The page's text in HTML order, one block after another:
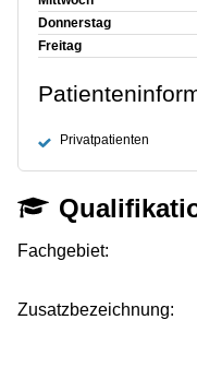
Donnerstag
Freitag
Privatpatienten
Fachgebiet:
Zusatzbezeichnung: